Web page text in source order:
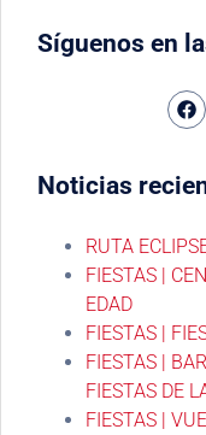
Síguenos en
Noticias
RUTA
FIESTAS |
EDAD
FIESTAS |
FIESTAS |
FIESTAS DE
FIESTAS |